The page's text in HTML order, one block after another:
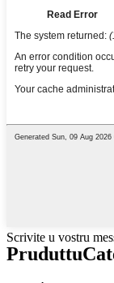
Scrivite u vostru
Pruduttu